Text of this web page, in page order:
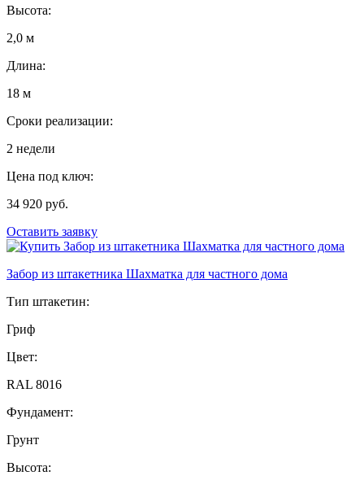
Высота:
2,0 м
Длина:
18 м
Сроки реализации:
2 недели
Цена под ключ:
34 920 руб.
Оставить заявку
Забор из штакетника Шахматка для частного дома
Тип штакетин:
Гриф
Цвет:
RAL 8016
Фундамент:
Грунт
Высота: